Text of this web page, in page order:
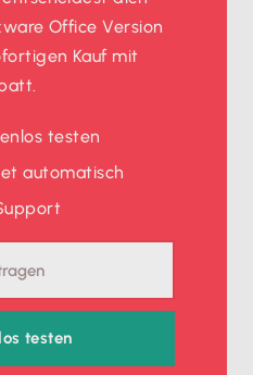
Office Version
Kauf mit
testen
automatisch
testen